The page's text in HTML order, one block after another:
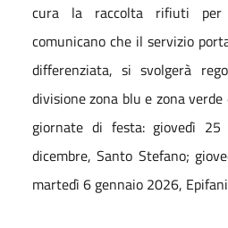
cura la raccolta rifiuti per
comunicano che il servizio
differenziata, si svolgerà
divisione zona blu e zona
giornate di festa: giovedì
dicembre, Santo Stefano;
martedì 6 gennaio 2026,